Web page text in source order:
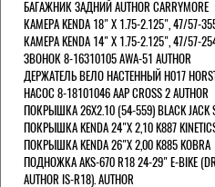
БАГАЖНИК ЗАДНИЙ AUTHOR CARRYMORE
КАМЕРА KENDA 18" Х 1.75-2.125", 47/57-
КАМЕРА KENDA 14" Х 1.75-2.125", 47/57-
ЗВОНОК 8-16310105 AWA-51 AUTHOR
ДЕРЖАТЕЛЬ ВЕЛО НАСТЕННЫЙ H017
НАСОС 8-18101046 AAP CROSS 2 AUTHOR
ПОКРЫШКА 26X2.10 (54-559) BLACK JACK
ПОКРЫШКА KENDA 24"Х 2,10 K887
ПОКРЫШКА KENDA 26"Х 2,00 K885 KOBRA
ПОДНОЖКА AKS-670 R18 24-29" E-BIKE
AUTHOR IS-R18). AUTHOR